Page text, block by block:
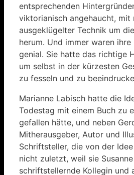
entsprechenden
viktorianisch angehaucht, mit
ausgeklügelter Technik um
herum. Und immer waren ihre
genial. Sie hatte das richtige
um selbst in der kürzesten
zu fesseln und zu
Marianne Labisch hatte die
Todestag mit einem Buch zu
gefallen hätte, und neben
Mitherausgeber, Autor und
Schriftsteller, die von der
nicht zuletzt, weil sie
schriftstellernde Kollegin und